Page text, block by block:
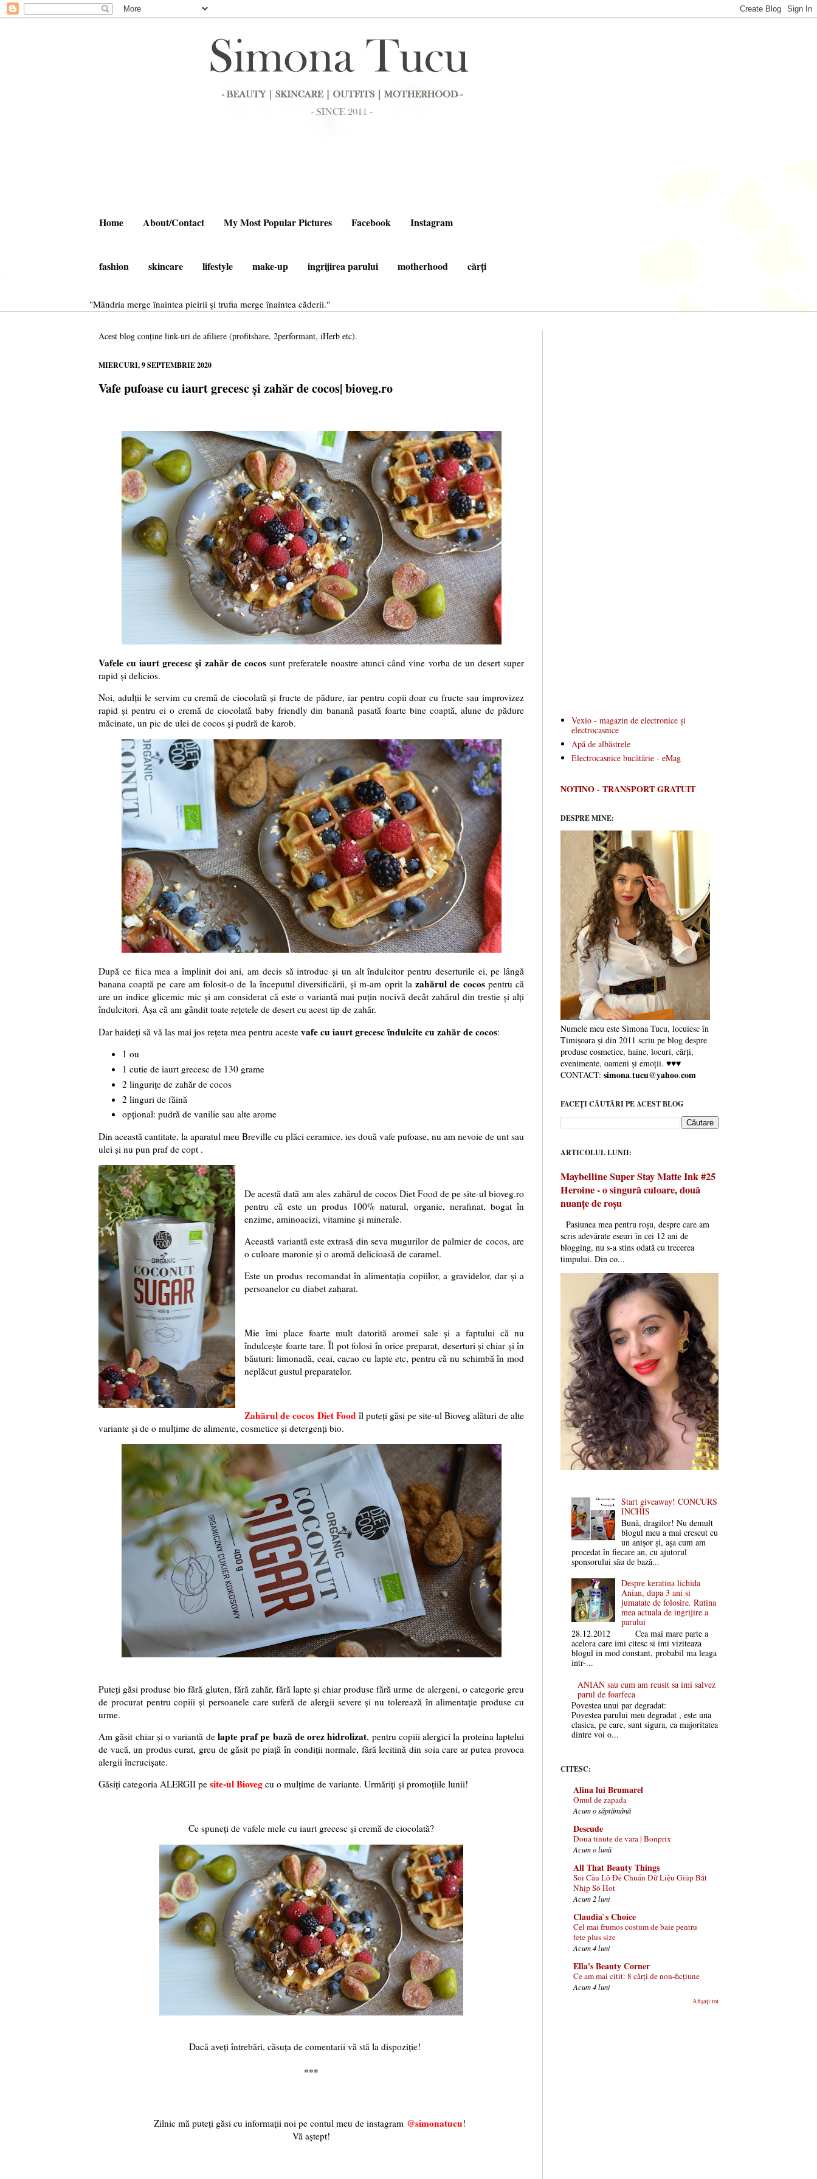
Home About/Contact My Most Popular Pictures Facebook Instagram
fashion skincare lifestyle make-up ingrijirea parului motherhood cărți
"Mândria merge înaintea pieirii şi trufia merge înaintea căderii."
Acest blog conține link-uri de afiliere (profitshare, 2performant, iHerb etc).
MIERCURI, 9 SEPTEMBRIE 2020
Vafe pufoase cu iaurt grecesc și zahăr de cocos| bioveg.ro
Vafele cu iaurt grecesc și zahăr de cocossunt preferatele noastre atunci când vine vorba de un desert super
rapid și delicios.
Noi, adulții le servim cu cremă de ciocolată și fructe de pădure, iar pentru copii doar cu fructe sau improvizez
rapid și pentru ei o cremă de ciocolată baby friendly din banană pasată foarte bine coaptă, alune de pădure
măcinate, un pic de ulei de cocos și pudră de karob.
După ce fiica mea a împlinit doi ani, am decis să introduc și un alt îndulcitor pentru deserturile ei, pe lângă
banana coaptă pe care am folosit-o de la începutul diversificării, și m-am oprit lazahărul de cocospentru că
are un indice glicemic mic și am considerat că este o variantă mai puțin nocivă decât zahărul din trestie și alți
îndulcitori. Așa că am gândit toate rețetele de desert cu acest tip de zahăr.
Dar haideți să vă las mai jos rețeta mea pentru aceste vafe cu iaurt grecesc îndulcite cu zahăr de cocos:
1 ou
1 cutie de iaurt grecesc de 130 grame
2 lingurițe de zahăr de cocos
2 linguri de făină
opțional: pudră de vanilie sau alte arome
Din această cantitate, la aparatul meu Breville cu plăci ceramice, ies două vafe pufoase, nu am nevoie de unt sau
ulei și nu pun praf de copt .
De acestă dată am ales zahărul de cocos Diet Food de pe site-ul bioveg.ro
pentru că este un produs 100% natural, organic, nerafinat, bogat în
enzime, aminoacizi, vitamine și minerale.
Această variantă este extrasă din seva mugurilor de palmier de cocos, are
o culoare maronie și o aromă delicioasă de caramel.
Este un produs recomandat în alimentația copiilor, a gravidelor, dar și a
persoanelor cu diabet zaharat.
Mie îmi place foarte mult datorită aromei sale și a faptului că nu
îndulcește foarte tare. Îl pot folosi în orice preparat, deserturi și chiar și în
băuturi: limonadă, ceai, cacao cu lapte etc, pentru că nu schimbă în mod
neplăcut gustul preparatelor.
Zahărul de cocos Diet Food îl puteți găsi pe site-ul Bioveg alături de alte
variante și de o mulțime de alimente, cosmetice și detergenți bio.
Puteți găsi produse bio fără gluten, fără zahăr, fără lapte și chiar produse fără urme de alergeni, o categorie greu
de procurat pentru copiii și persoanele care suferă de alergii severe și nu tolerează în alimentație produse cu
urme.
Am găsit chiar și o variantă de lapte praf pe bază de orez hidrolizat, pentru copiii alergici la proteina laptelui
de vacă, un produs curat, greu de găsit pe piață în condiții normale, fără lecitină din soia care ar putea provoca
alergii încrucișate.
Găsiți categoria ALERGII pe site-ul Bioveg cu o mulțime de variante. Urmăriți și promoțiile lunii!
Ce spuneți de vafele mele cu iaurt grecesc și cremă de ciocolată?
Dacă aveți întrebări, căsuța de comentarii vă stă la dispoziție!
***
Zilnic mă puteți găsi cu informații noi pe contul meu de instagram @simonatucu!
Vă aștept!
Vexio - magazin de electronice și
electrocasnice
Apă de albăstrele
Electrocasnice bucătărie - eMag
NOTINO - TRANSPORT GRATUIT
DESPRE MINE:
Numele meu este Simona Tucu, locuiesc în
Timișoara și din 2011 scriu pe blog despre
produse cosmetice, haine, locuri, cărți,
evenimente, oameni și emoții. ♥♥♥
CONTACT: 𝐬𝐢𝐦𝐨𝐧𝐚.𝐭𝐮𝐜𝐮@𝐲𝐚𝐡𝐨𝐨.𝐜𝐨𝐦
FACEȚI CĂUTĂRI PE ACEST BLOG
ARTICOLUL LUNII:
Maybelline Super Stay Matte Ink #25
Heroine - o singură culoare, două
nuanțe de roșu
Pasiunea mea pentru roșu, despre care am
scris adevărate eseuri în cei 12 ani de
blogging, nu s-a stins odată cu trecerea
timpului. Din co...
Start giveaway! CONCURS
INCHIS
Bună, dragilor! Nu demult
blogul meu a mai crescut cu
un anișor și, așa cum am
procedat în fiecare an, cu ajutorul
sponsorului său de bază...
Despre keratina lichida
Anian, dupa 3 ani si
jumatate de folosire. Rutina
mea actuala de ingrijire a
parului
28.12.2012 Cea mai mare parte a
acelora care imi citesc si imi viziteaza
blogul in mod constant, probabil ma leaga
intr-...
ANIAN sau cum am reusit sa imi salvez
parul de foarfeca
Povestea unui par degradat:
Povestea parului meu degradat , este una
clasica, pe care, sunt sigura, ca majoritatea
dintre voi o...
CITESC:
Alina lui Brumarel
Omul de zapada
Acum o săptămână
Descude
Doua tinute de vara | Bonprix
Acum o lună
All That Beauty Things
Soi Cầu Lô Đề Chuẩn Dữ Liệu Giúp Bắt
Nhịp Số Hot
Acum 2 luni
Claudia`s Choice
Cel mai frumos costum de baie pentru
fete plus size
Acum 4 luni
Ella's Beauty Corner
Ce am mai citit: 8 cărți de non-ficțiune
Acum 4 luni
Afișați tot